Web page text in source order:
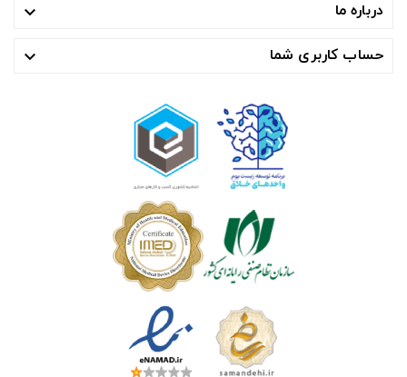
درباره ما 
حساب کاربری شما 